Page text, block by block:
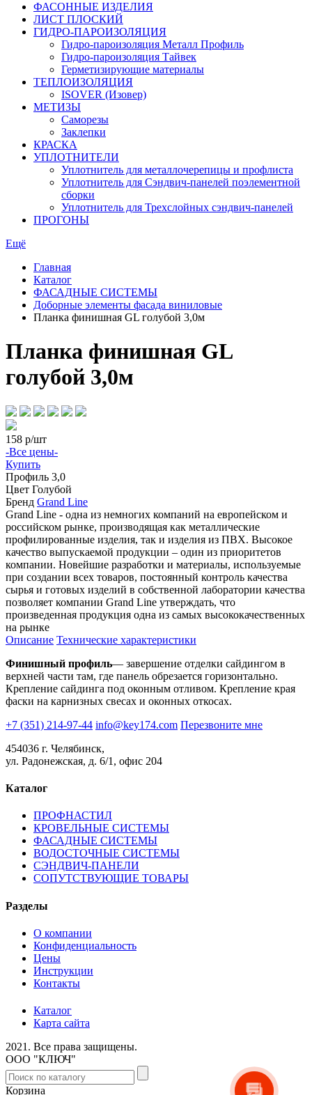
ФАСОННЫЕ ИЗДЕЛИЯ
ЛИСТ ПЛОСКИЙ
ГИДРО-ПАРОИЗОЛЯЦИЯ
Гидро-пароизоляция Металл Профиль
Гидро-пароизоляция Тайвек
Герметизирующие материалы
ТЕПЛОИЗОЛЯЦИЯ
ISOVER (Изовер)
МЕТИЗЫ
Саморезы
Заклепки
КРАСКА
УПЛОТНИТЕЛИ
Уплотнитель для металлочерепицы и профлиста
Уплотнитель для Сэндвич-панелей поэлементной
сборки
Уплотнитель для Трехслойных сэндвич-панелей
ПРОГОНЫ
Ещё
Главная
Каталог
ФАСАДНЫЕ СИСТЕМЫ
Доборные элементы фасада виниловые
Планка финишная GL голубой 3,0м
Планка финишная GL
голубой 3,0м
158 р/шт
-Все цены-
Купить
Профиль 3,0
Цвет Голубой
Бренд Grand Line
Grand Line - одна из немногих компаний на европейском и
российском рынке, производящая как металлические
профилированные изделия, так и изделия из ПВХ. Высокое
качество выпускаемой продукции – один из приоритетов
компании. Новейшие разработки и материалы, используемые
при создании всех товаров, постоянный контроль качества
сырья и готовых изделий в собственной лаборатории качества
позволяет компании Grand Line утверждать, что
произведенная продукция одна из самых высококачественных
на рынке
Описание Технические характеристики
Финишный профиль— завершение отделки сайдингом в
верхней части там, где панель обрезается горизонтально.
Крепление сайдинга под оконным отливом. Крепление края
фаски на карнизных свесах и оконных откосах.
+7 (351) 214-97-44 info@key174.com Перезвоните мне
454036 г. Челябинск,
ул. Радонежская, д. 6/1, офис 204
Каталог
ПРОФНАСТИЛ
КРОВЕЛЬНЫЕ СИСТЕМЫ
ФАСАДНЫЕ СИСТЕМЫ
ВОДОСТОЧНЫЕ СИСТЕМЫ
СЭНДВИЧ-ПАНЕЛИ
СОПУТСТВУЮЩИЕ ТОВАРЫ
Разделы
О компании
Конфиденциальность
Цены
Инструкции
Контакты
Каталог
Карта сайта
2021. Все права защищены.
ООО "КЛЮЧ"
Корзина